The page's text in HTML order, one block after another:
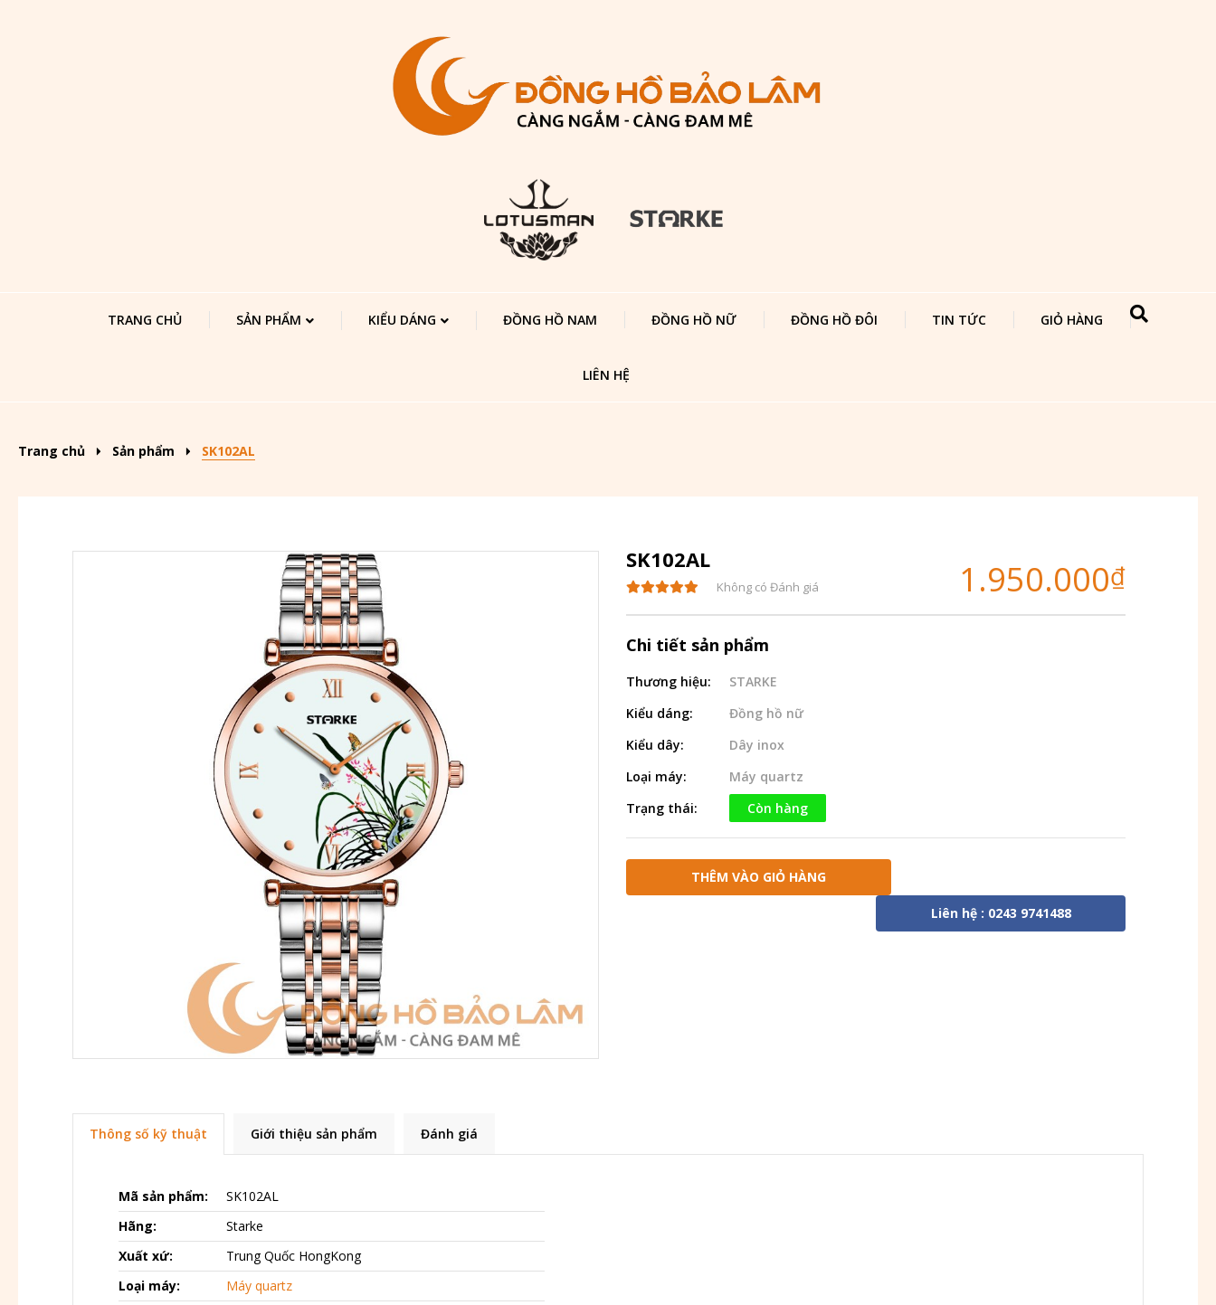
TRANG CHỦ SẢN PHẨM KIỂU DÁNG ĐỒNG HỒ NAM ĐỒNG HỒ NỮ ĐỒNG HỒ ĐÔI TIN TỨC GIỎ HÀNG
LIÊN HỆ
Trang chủ Sản phẩm SK102AL
SK102AL
Không có Đánh giá 1.950.000₫
Chi tiết sản phẩm
Thương hiệu:
STARKE
Kiểu dáng:
Đồng hồ nữ
Kiểu dây:
Dây inox
Loại máy:
Máy quartz
Trạng thái:
Còn hàng
THÊM VÀO GIỎ HÀNG
Liên hệ : 0243 9741488
Thông số kỹ thuật Giới thiệu sản phẩm Đánh giá
Mã sản phẩm:
SK102AL
Hãng:
Starke
Xuất xứ:
Trung Quốc HongKong
Loại máy:
Máy quartz